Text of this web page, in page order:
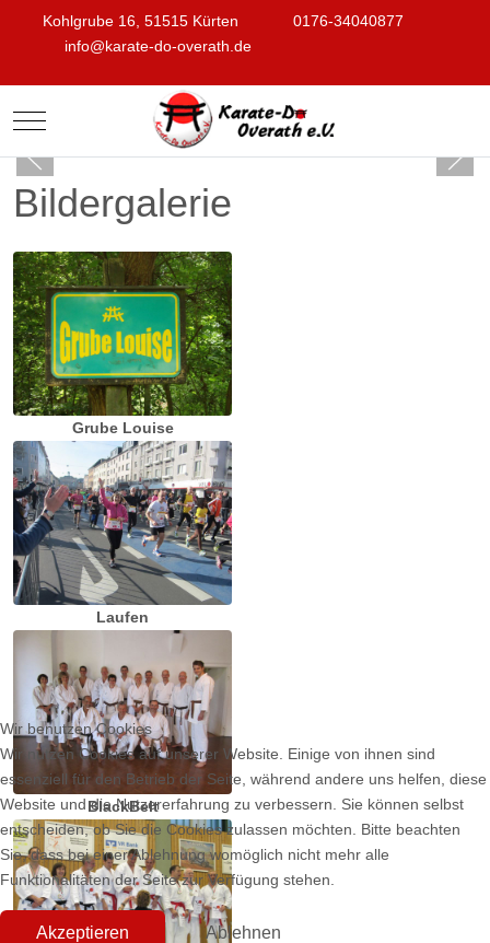
Kohlgrube 16, 51515 Kürten
0176-34040877
info@karate-do-overath.de
Mobile Menu Toggle
Bildergalerie
Grube Louise
Laufen
BlackBelt
Wir benutzen Cookies
Wir nutzen Cookies auf unserer Website. Einige von ihnen sind
essenziell für den Betrieb der Seite, während andere uns helfen, diese
Website und die Nutzererfahrung zu verbessern. Sie können selbst
entscheiden, ob Sie die Cookies zulassen möchten. Bitte beachten
Sie, dass bei einer Ablehnung womöglich nicht mehr alle
Funktionalitäten der Seite zur Verfügung stehen.
Akzeptieren Ablehnen